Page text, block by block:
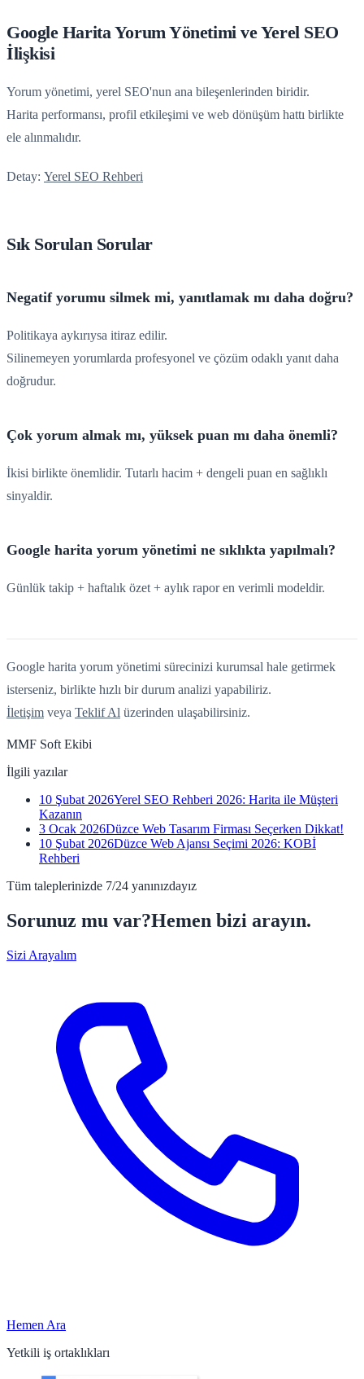
Google Harita Yorum Yönetimi ve Yerel SEO
İlişkisi
Yorum yönetimi, yerel SEO'nun ana bileşenlerinden biridir.
Harita performansı, profil etkileşimi ve web dönüşüm hattı birlikte
ele alınmalıdır.
Detay: Yerel SEO Rehberi
Sık Sorulan Sorular
Negatif yorumu silmek mi, yanıtlamak mı daha doğru?
Politikaya aykırıysa itiraz edilir.
Silinemeyen yorumlarda profesyonel ve çözüm odaklı yanıt daha
doğrudur.
Çok yorum almak mı, yüksek puan mı daha önemli?
İkisi birlikte önemlidir. Tutarlı hacim + dengeli puan en sağlıklı
sinyaldir.
Google harita yorum yönetimi ne sıklıkta yapılmalı?
Günlük takip + haftalık özet + aylık rapor en verimli modeldir.
Google harita yorum yönetimi sürecinizi kurumsal hale getirmek
isterseniz, birlikte hızlı bir durum analizi yapabiliriz.
İletişim veya Teklif Al üzerinden ulaşabilirsiniz.
MMF Soft Ekibi
İlgili yazılar
10 Şubat 2026Yerel SEO Rehberi 2026: Harita ile Müşteri
Kazanın
3 Ocak 2026Düzce Web Tasarım Firması Seçerken Dikkat!
10 Şubat 2026Düzce Web Ajansı Seçimi 2026: KOBİ
Rehberi
Tüm taleplerinizde 7/24 yanınızdayız
Sorunuz mu var?Hemen bizi arayın.
Sizi Arayalım
Hemen Ara
Yetkili iş ortaklıkları